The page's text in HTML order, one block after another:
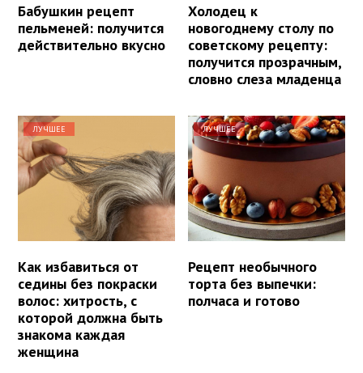
Бабушкин рецепт
пельменей: получится
действительно вкусно
Холодец к
новогоднему столу по
советскому рецепту:
получится прозрачным,
словно слеза младенца
ЛУЧШЕЕ
Как избавиться от
седины без покраски
волос: хитрость, с
которой должна быть
знакома каждая
женщина
ЛУЧШЕЕ
Рецепт необычного
торта без выпечки:
полчаса и готово